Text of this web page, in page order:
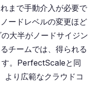
まで手動介入が必要で
ードレベルの変更ほど
大半がノードサイジン
チームでは、得られる
。PerfectScaleと同
より広範なクラウドコ